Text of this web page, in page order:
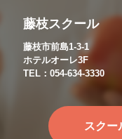
藤枝スクール
藤枝市前島1-3-1
ホテルオーレ3F
TEL：054-634-3330
スクー